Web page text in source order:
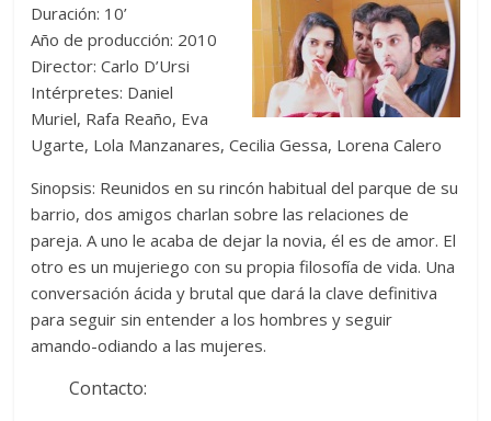
Duración: 10’
Año de producción: 2010
Director: Carlo D’Ursi
Intérpretes: Daniel
Muriel, Rafa Reaño, Eva
Ugarte, Lola Manzanares, Cecilia Gessa, Lorena Calero
Sinopsis: Reunidos en su rincón habitual del parque de su
barrio, dos amigos charlan sobre las relaciones de
pareja. A uno le acaba de dejar la novia, él es de amor. El
otro es un mujeriego con su propia filosofía de vida. Una
conversación ácida y brutal que dará la clave definitiva
para seguir sin entender a los hombres y seguir
amando-odiando a las mujeres.
Contacto: